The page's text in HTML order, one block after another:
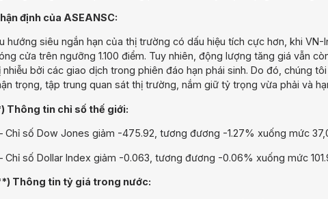
định của ASEANSC:
hướng siêu ngắn hạn của thị trường có dấu hiệu tích cực hơn, khi
cửa trên ngưỡng 1.100 điểm. Tuy nhiên, động lượng tăng giá vẫn
nhiễu bởi các giao dịch trong phiên đáo hạn phái sinh. Do đó, chúng
trọng, tập trung quan sát thị trường, nắm giữ tỷ trọng vừa phải và
Thông tin chỉ số thế giới:
Chỉ số Dow Jones giảm -475.92, tương đương -1.27% xuống mức
Chỉ số Dollar Index giảm -0.063, tương đương -0.06% xuống mức
Thông tin tỷ giá trong nước: